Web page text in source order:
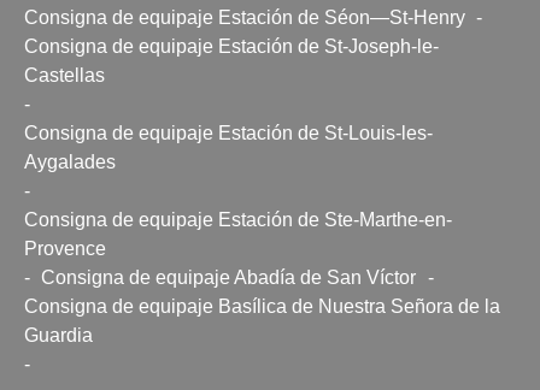
Consigna de equipaje Estación de Séon—St-Henry -
Consigna de equipaje Estación de St-Joseph-le-
Castellas
-
Consigna de equipaje Estación de St-Louis-les-
Aygalades
-
Consigna de equipaje Estación de Ste-Marthe-en-
Provence
-
Consigna de equipaje Abadía de San Víctor -
Consigna de equipaje Basílica de Nuestra Señora de la
Guardia
-